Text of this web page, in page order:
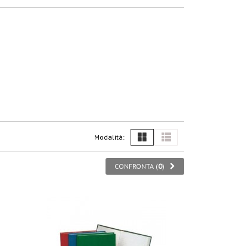
Modalità:
CONFRONTA (0)